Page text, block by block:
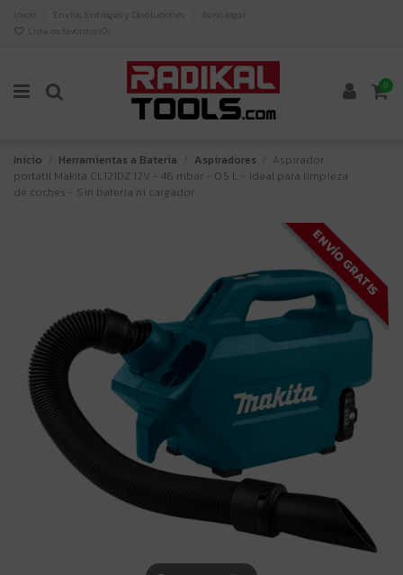
Inicio Envíos, Entregas y Devoluciones
Aviso legal
Lista de favoritos ( 0)
0
Inicio Herramientas a Bateria Aspiradores
Aspirador
portátil Makita CL121DZ 12V - 46 mbar - 0,5 L - Ideal para limpieza
de coches - Sin batería ni cargador
ENVÍO GRATIS